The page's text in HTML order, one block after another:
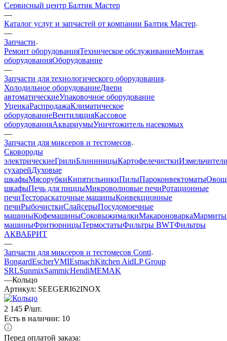
Сервисный центр Балтик Мастер
—
Каталог услуг и запчастей от компании Балтик Мастер
—
Запчасти
Ремонт оборудованияТехническое обслуживаниеМонтаж
оборудованияОборудование
—
Запчасти для технологического оборудования
Холодильное оборудованиеДвери
автоматическиеУпаковочное оборудование
УценкаРаспродажаКлиматическое
оборудованиеВентиляцияКассовое
оборудованияАквариумыУничтожитель насекомых
—
Запчасти для миксеров и тестомесов
Cковороды
электрическиеГрилиБлиннницыКартофелечистки
сухарейДуховые
шкафыМясорубкиКипятильникиПилыПароконвектоматы
шкафыПечь для пиццыМикроволновые печиРотационные
печиТестораскаточные машиныКонвекционные
печиРыбочисткиСлайсерыПосудомоечные
машиныКофемашиныСоковыжималкиМакароноваркаМармиты
машиныФритюрницыТермостатыФильтры BWTФильтры
АКВАБРИТ
—
Запчасти для миксеров и тестомесов Conti
BongardEscherVMIEsmachKitchen AidLP Group
SRLSunmixSammicHendiMEMAK
—Кольцо
Артикул: SEEGERI62INOX
2 145 ₽/шт.
Есть в наличии: 10
Перед оплатой заказа: